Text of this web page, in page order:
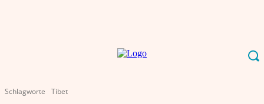
Schlagworte Tibet